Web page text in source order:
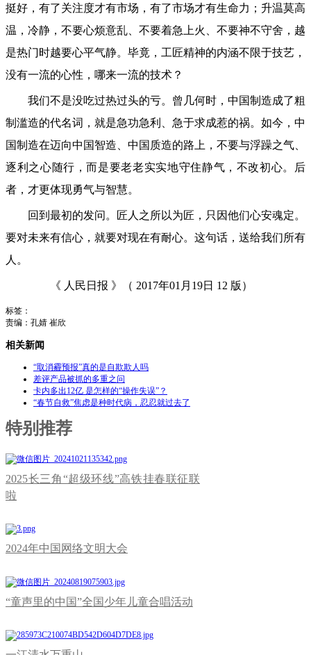
挺好，有了关注度才有市场，有了市场才有生命力；升温莫高
温，冷静，不要心烦意乱、不要着急上火、不要神不守舍，越
是热门时越要心平气静。毕竟，工匠精神的内涵不限于技艺，
没有一流的心性，哪来一流的技术？
我们不是没吃过热过头的亏。曾几何时，中国制造成了粗
制滥造的代名词，就是急功急利、急于求成惹的祸。如今，中
国制造在迈向中国智造、中国质造的路上，不要与浮躁之气、
逐利之心随行，而是要老老实实地守住静气，不改初心。后
者，才更体现勇气与智慧。
回到最初的发问。匠人之所以为匠，只因他们心安魂定。
要对未来有信心，就要对现在有耐心。这句话，送给我们所有
人。
《 人民日报 》（ 2017年01月19日 12 版）
标签：
责编：孔婧 崔欣
相关新闻
“取消霾预报”真的是自欺欺人吗
差评产品被抓的多重之问
卡内多出12亿 是怎样的“操作失误”？
“春节自救”焦虑是种时代病，忍忍就过去了
特别推荐
2025长三角“超级环线”高铁挂春联征联
啦
2024年中国网络文明大会
“童声里的中国”全国少年儿童合唱活动